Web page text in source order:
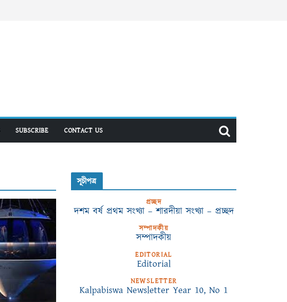
SUBSCRIBE CONTACT US
সূচীপত্র
প্রচ্ছদ
দশম বর্ষ প্রথম সংখ্যা – শারদীয়া সংখ্যা – প্রচ্ছদ
সম্পাদকীয়
সম্পাদকীয়
EDITORIAL
Editorial
NEWSLETTER
Kalpabiswa Newsletter Year 10, No 1